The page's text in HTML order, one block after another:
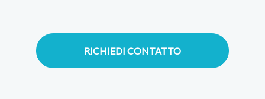
RICHIEDI CONTATTO